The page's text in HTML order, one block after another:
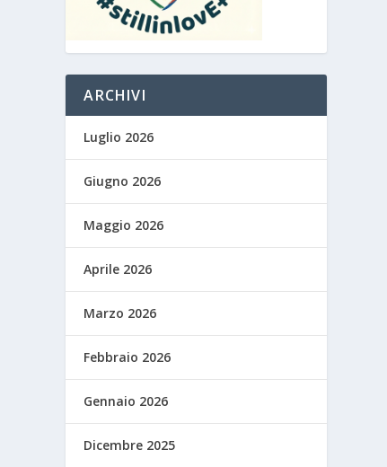
ARCHIVI
Luglio 2026
Giugno 2026
Maggio 2026
Aprile 2026
Marzo 2026
Febbraio 2026
Gennaio 2026
Dicembre 2025